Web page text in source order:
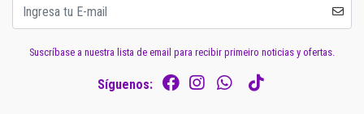
Suscríbase a nuestra lista de email para recibir primeiro noticias y ofertas.
Síguenos: